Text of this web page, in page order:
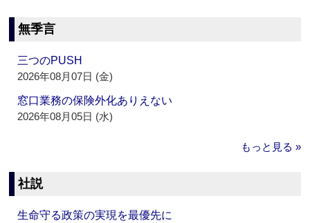
無季言
三つのPUSH
2026年08月07日 (金)
窓口業務の保険外化ありえない
2026年08月05日 (水)
もっと見る »
社説
生命守る政策の実現を最優先に